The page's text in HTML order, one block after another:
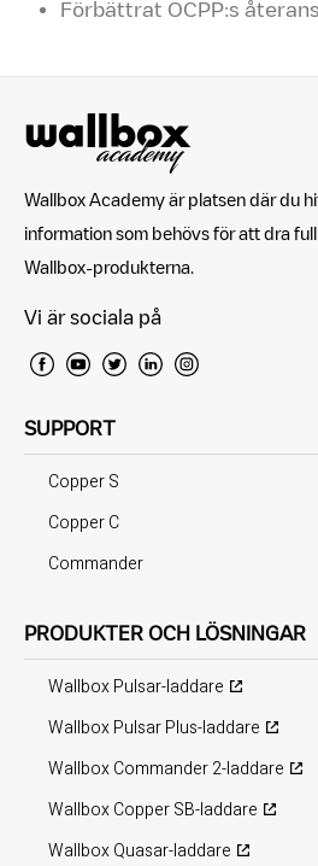
Förbättrat OCPP:s
Wallbox Academy är platsen där du
information som behövs för att dra
Wallbox-produkterna.
Vi är sociala på
SUPPORT
Copper S
Copper C
Commander
PRODUKTER OCH LÖSNINGAR
Wallbox Pulsar-laddare
Wallbox Pulsar Plus-laddare
Wallbox Commander 2-laddare
Wallbox Copper SB-laddare
Wallbox Quasar-laddare